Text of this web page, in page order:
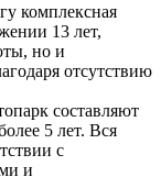
комплексная
13 лет,
но и
отсутствию
составляют
5 лет. Вся
с
и